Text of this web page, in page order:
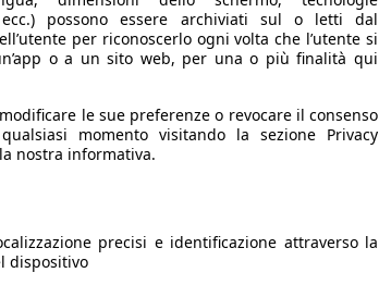
possono essere archiviati sul o letti dal
per riconoscerlo ogni volta che l’utente si
o a un sito web, per una o più finalità qui
modificare le sue preferenze o revocare il consenso
momento visitando la sezione Privacy
nostra informativa.
precisi e identificazione attraverso la
dispositivo